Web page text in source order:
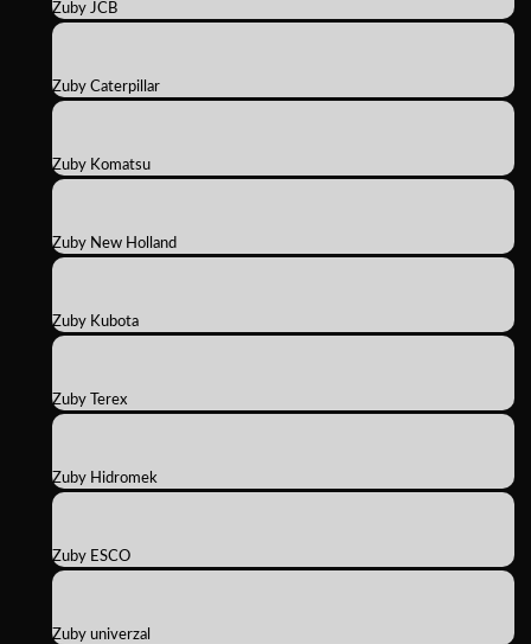
Zuby JCB
Zuby Caterpillar
Zuby Komatsu
Zuby New Holland
Zuby Kubota
Zuby Terex
Zuby Hidromek
Zuby ESCO
Zuby univerzal